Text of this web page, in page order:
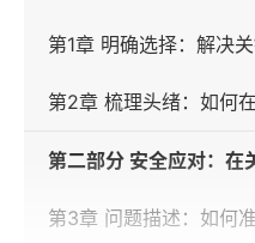
第1章 明确选择：解决
第2章 梳理头绪：如何
第二部分 安全应对：在
第3章 问题描述：如何